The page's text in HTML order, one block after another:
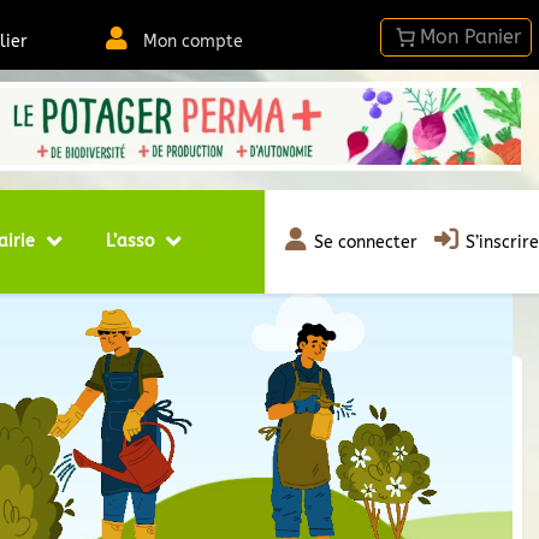
Mon compte
L’asso Se connecter S’inscrire